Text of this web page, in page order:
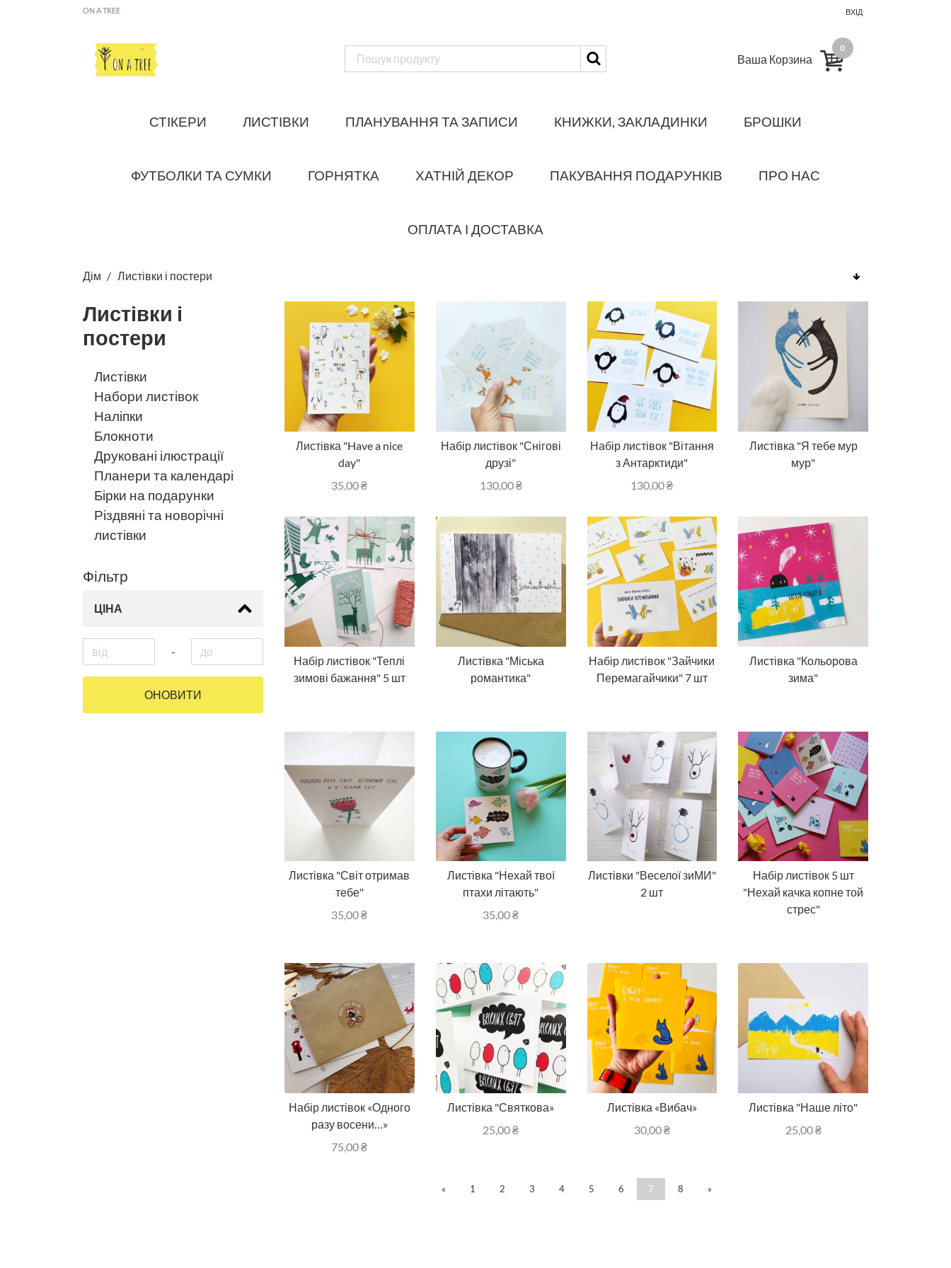
ON A TREE ВХІД
Ваша Корзина
0
СТІКЕРИ ЛИСТІВКИ ПЛАНУВАННЯ ТА ЗАПИСИ КНИЖКИ, ЗАКЛАДИНКИ БРОШКИ
ФУТБОЛКИ ТА СУМКИ ГОРНЯТКА ХАТНІЙ ДЕКОР ПАКУВАННЯ ПОДАРУНКІВ ПРО НАС
ОПЛАТА І ДОСТАВКА
Дім Листівки і постери
Листівки і
постери
Листівки
Набори листівок
Наліпки
Блокноти
Друковані ілюстрації
Планери та календарі
Бірки на подарунки
Різдвяні та новорічні
листівки
Фільтр
ЦІНА
-
ОНОВИТИ
Листівка "Have a nice
day"
35,00₴
Набір листівок "Снігові
друзі"
130,00₴
Набір листівок "Вітання
з Антарктиди"
130,00₴
Листівка "Я тебе мур
мур"
Набір листівок "Теплі
зимові бажання" 5 шт
Листівка "Міська
романтика"
Набір листівок "Зайчики
Перемагайчики" 7 шт
Листівка "Кольорова
зима"
Листівка "Світ отримав
тебе"
35,00₴
Листівка "Нехай твої
птахи літають"
35,00₴
Листівки "Веселої зиМИ"
2 шт
Набір листівок 5 шт
"Нехай качка копне той
стрес"
Набір листівок «Одного
разу восени…»
75,00₴
Листівка "Святкова»
25,00₴
Листівка «Вибач»
30,00₴
Листівка "Наше літо"
25,00₴
« 1 2 3 4 5 6 7 8 »